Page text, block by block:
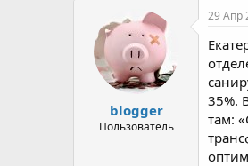
т
а
н
а
ч
а
л
а
blogger
Пользователь
29 Апр
35%.
там: